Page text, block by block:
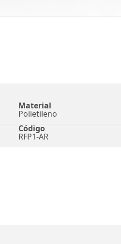
Material
Polietileno
Código
RFP1-AR